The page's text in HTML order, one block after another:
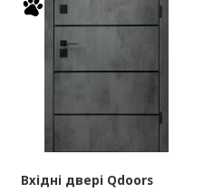
Вхідні двері Qdoors